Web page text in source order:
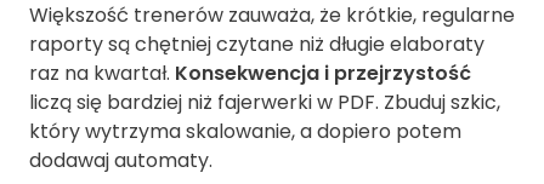
Większość trenerów zauważa, że krótkie, regularne
raporty są chętniej czytane niż długie elaboraty
raz na kwartał. Konsekwencja i przejrzystość
liczą się bardziej niż fajerwerki w PDF. Zbuduj szkic,
który wytrzyma skalowanie, a dopiero potem
dodawaj automaty.